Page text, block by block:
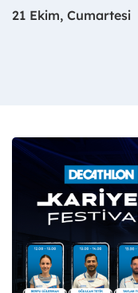
21 Ekim, Cumartesi